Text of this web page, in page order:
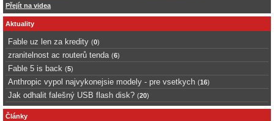
Přejít na videa
Aktuality
Fable uz len za kredity (0)
zranitelnost ac routerů tenda (6)
Fable 5 is back (5)
Anthropic vypol najvykonejsie modely - pre vsetkych (16)
Jak odhalit falešný USB flash disk? (20)
Články